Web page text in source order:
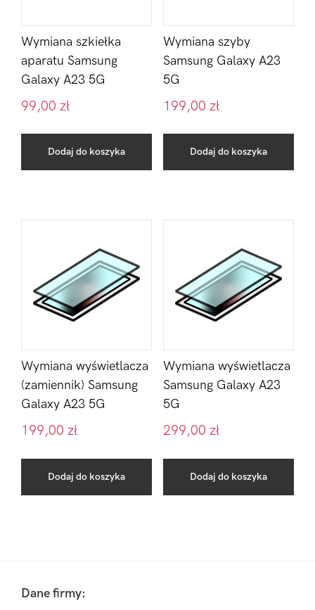
Wymiana szkiełka
aparatu Samsung
Galaxy A23 5G
99,00 zł
Dodaj do koszyka
Wymiana szyby
Samsung Galaxy A23
5G
199,00 zł
Dodaj do koszyka
Wymiana wyświetlacza
(zamiennik) Samsung
Galaxy A23 5G
199,00 zł
Dodaj do koszyka
Wymiana wyświetlacza
Samsung Galaxy A23
5G
299,00 zł
Dodaj do koszyka
Sidebar
FooterDane firmy: